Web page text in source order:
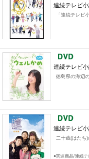
連続テレビ
「連続テレビ
連続テレビ
徳島県の海辺
連続テレビ
二十歳(はたち
●関連商品/連続